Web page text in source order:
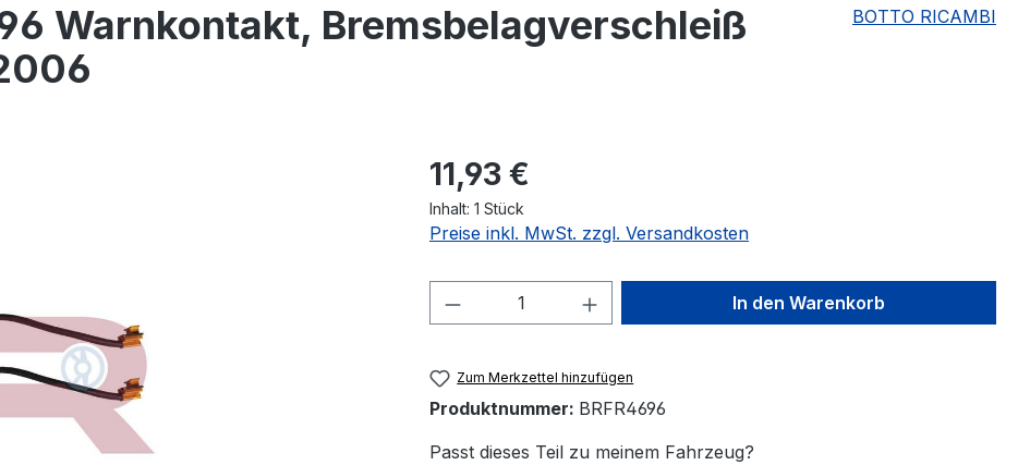
Warnkontakt, Bremsbelagverschleiß
BOTTO RICAMBI
Regulärer Preis:
11,93 €
Inhalt: 1 Stück
Preise inkl. MwSt. zzgl. Versandkosten
Produkt Anzahl: Gib den gewünschten Wert
In den Warenkorb
Zum Merkzettel hinzufügen
Produktnummer: BRFR4696
Passt dieses Teil zu meinem Fahrzeug?